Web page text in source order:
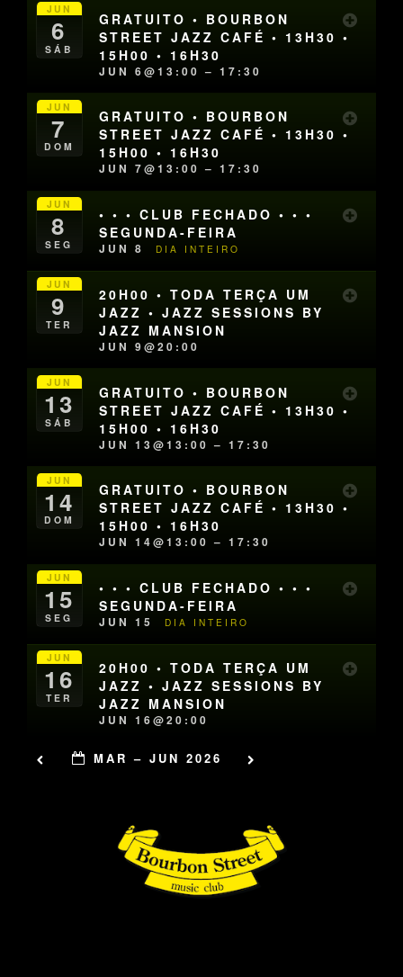
JUN
6
SÁB
GRATUITO • BOURBON
STREET JAZZ CAFÉ • 13H30 •
15H00 • 16H30
JUN 6@13:00 – 17:30
JUN
7
DOM
GRATUITO • BOURBON
STREET JAZZ CAFÉ • 13H30 •
15H00 • 16H30
JUN 7@13:00 – 17:30
JUN
8
SEG
• • • CLUB FECHADO • • •
SEGUNDA-FEIRA
JUN 8 DIA INTEIRO
JUN
9
TER
20H00 • TODA TERÇA UM
JAZZ • JAZZ SESSIONS BY
JAZZ MANSION
JUN 9@20:00
JUN
13
SÁB
GRATUITO • BOURBON
STREET JAZZ CAFÉ • 13H30 •
15H00 • 16H30
JUN 13@13:00 – 17:30
JUN
14
DOM
GRATUITO • BOURBON
STREET JAZZ CAFÉ • 13H30 •
15H00 • 16H30
JUN 14@13:00 – 17:30
JUN
15
SEG
• • • CLUB FECHADO • • •
SEGUNDA-FEIRA
JUN 15 DIA INTEIRO
JUN
16
TER
20H00 • TODA TERÇA UM
JAZZ • JAZZ SESSIONS BY
JAZZ MANSION
JUN 16@20:00
MAR – JUN 2026